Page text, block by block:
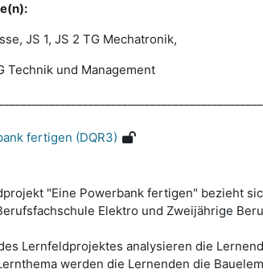
JS 1, JS 2 TG Mechatronik,
Technik und Management
fertigen (DQR3)
"Eine Powerbank fertigen" bezieht
Elektro und Zweijährige
Lernfeldprojektes analysieren die
werden die Lernenden die